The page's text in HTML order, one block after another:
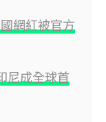
網紅被官方
尼成全球首